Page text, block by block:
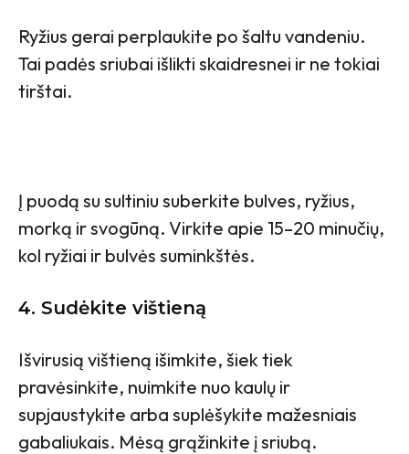
Ryžius gerai perplaukite po šaltu vandeniu.
Tai padės sriubai išlikti skaidresnei ir ne tokiai
tirštai.
Į puodą su sultiniu suberkite bulves, ryžius,
morką ir svogūną. Virkite apie 15–20 minučių,
kol ryžiai ir bulvės suminkštės.
4. Sudėkite vištieną
Išvirusią vištieną išimkite, šiek tiek
pravėsinkite, nuimkite nuo kaulų ir
supjaustykite arba suplėšykite mažesniais
gabaliukais. Mėsą grąžinkite į sriubą.